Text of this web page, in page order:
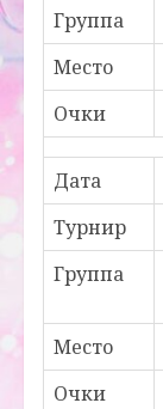
Группа
Место
Очки
Дата
Турнир
Группа
Место
Очки